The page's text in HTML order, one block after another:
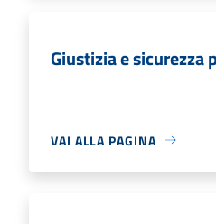
Giustizia e sicurezza
VAI ALLA PAGINA